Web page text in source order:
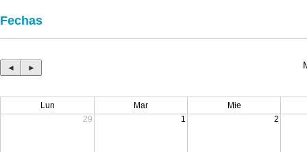
Fechas
◄ ►
Lun Mar
Mie
29
1 2